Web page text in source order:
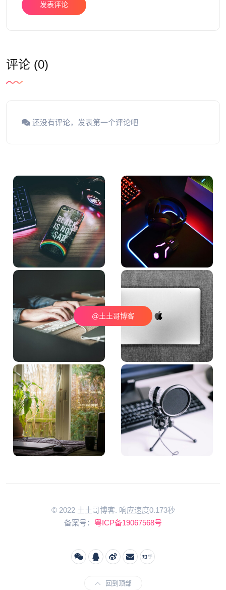
发表评论
评论 (0)
还没有评论，发表第一个评论吧
@土土哥博客
© 2022 土土哥博客. 响应速度0.173秒
备案号： 粤ICP备19067568号
回到顶部